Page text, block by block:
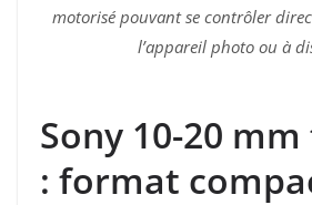
motorisé pouvant se contrôler
l’appareil photo ou à
Sony 10-20 mm
: format